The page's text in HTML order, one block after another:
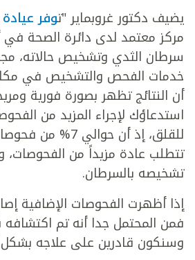
يضيف دكتور غروبماير "توفر
مركز معتمد لدى دائرة الصحة
سرطان الثدي وتشخيص حالاته،
خدمات الفحص والتشخيص في
أن النتائج تظهر بصورة فورية
استدعاؤك لإجراء المزيد من
للقلق، إذ أن حوالي
تتطلب عادة مزيداً من الفحوصات،
تشخيصه بالسرطان.
إذا أظهرت الفحوصات الإضافية
فمن المحتمل جدا أنه تم
وسنكون قادرين على علاجه بشكل